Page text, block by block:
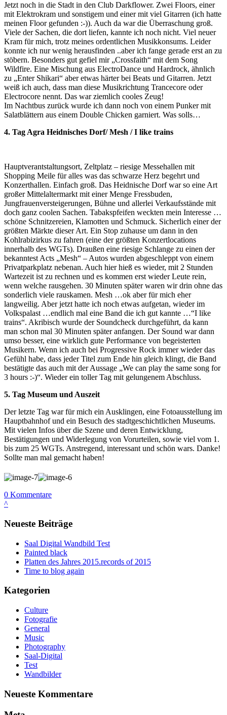
Jetzt noch in die Stadt in den Club Darkflower. Zwei Floors, einer
mit Elektrokram und sonstigem und einer mit viel Gitarren (ich hatte
meinen Floor gefunden :-)). Auch da war die Überraschung groß.
Viele der Sachen, die dort liefen, kannte ich noch nicht. Viel neuer
Kram für mich, trotz meines ordentlichen Musikkonsums. Leider
konnte ich nur wenig herausfinden ..aber ich fange gerade erst an zu
stöbern. Besonders gut gefiel mir „Crossfaith“ mit dem Song
Wildfire. Eine Mischung aus ElectroDance und Hardrock, ähnlich
zu „Enter Shikari“ aber etwas härter bei Beats und Gitarren. Jetzt
weiß ich auch, dass man diese Musikrichtung Trancecore oder
Electrocore nennt. Das war ziemlich cooles Zeug!
Im Nachtbus zurück wurde ich dann noch von einem Punker mit
Salatblättern aus einem Double Chicken garniert. Was solls…
4. Tag Agra Heidnisches Dorf/ Mesh / I like trains
Hauptverantstaltungsort, Zeltplatz – riesige Messehallen mit
Shopping Meile für alles was das schwarze Herz begehrt und
Konzerthallen. Einfach groß. Das Heidnische Dorf war so eine Art
großer Mittelaltermarkt mit einer Menge Fressbuden,
Jungfrauenversteigerungen, Bühne und allerlei Verkaufsstände mit
doch ganz coolen Sachen. Tabakspfeifen weckten mein Interesse …
schöne Schnitzereien, Klamotten und Schmuck. Sicherlich einer der
größten Märkte dieser Art. Ein Stop zuhause um dann in den
Kohlrabizirkus zu fahren (eine der größten Konzertlocations
innerhalb des WGTs). Draußen eine riesige Schlange zu einen der
bekanntest Acts „Mesh“ – Autos wurden abgeschleppt von einem
Privatparkplatz nebenan. Auch hier hieß es wieder, mit 2 Stunden
Wartezeit ist zu rechnen und es kommen erst wieder Leute rein,
wenn welche rausgehen. 30 Minuten später waren wir drin ohne das
sonderlich viele rauskamen. Mesh …ok aber für mich eher
langweilig. Aber jetzt hatte ich noch etwas aufgetan, wieder im
Volkspalast …endlich mal eine Band die ich gut kannte …“I like
trains“. Akribisch wurde der Soundcheck durchgeführt, da kann
man schon mal 30 Minuten später anfangen. Der Sound war dann
umso besser, eine wirklich gute Performance von begeisterten
Musikern. Wenn ich auch bei Progressive Rock immer wieder das
Gefühl habe, dass jeder Titel zum Ende hin gleich klingt, die Band
bestätigte das auch mit der Aussage „We can play the same song for
3 hours :-)“. Wieder ein toller Tag mit gelungenem Abschluss.
5. Tag Museum und Auszeit
Der letzte Tag war für mich ein Ausklingen, eine Fotoausstellung im
Hauptbahnhof und ein Besuch des stadtgeschichtlichen Museums.
Mit vielen Infos über die Szene und deren Entwicklung,
Bestätigungen und Widerlegung von Vorurteilen, sowie viel vom 1.
bis zum 25 WGTs. Anstregend, interessant und schön wars. Danke!
Sollte man mal gemacht haben!
0 Kommentare
^
Neueste Beiträge
Saal Digital Wandbild Test
Painted black
Platten des Jahres 2015.records of 2015
Time to blog again
Kategorien
Culture
Fotografie
General
Music
Photography
Saal-Digital
Test
Wandbilder
Neueste Kommentare